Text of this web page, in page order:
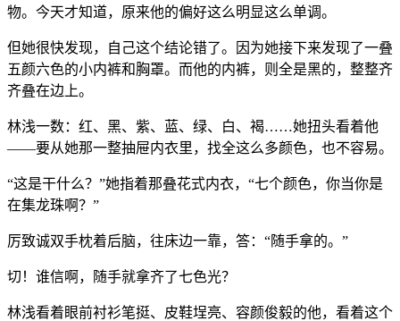
物。今天才知道，原来他的偏好这么明显这么单调。
但她很快发现，自己这个结论错了。因为她接下来发现了一叠
五颜六色的小内裤和胸罩。而他的内裤，则全是黑的，整整齐
齐叠在边上。
林浅一数：红、黑、紫、蓝、绿、白、褐……她扭头看着他
——要从她那一整抽屉内衣里，找全这么多颜色，也不容易。
“这是干什么？”她指着那叠花式内衣，“七个颜色，你当你是
在集龙珠啊？”
厉致诚双手枕着后脑，往床边一靠，答：“随手拿的。”
切！谁信啊，随手就拿齐了七色光？
林浅看着眼前衬衫笔挺、皮鞋埕亮、容颜俊毅的他，看着这个